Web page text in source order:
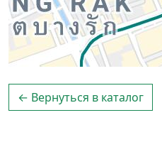
← Вернуться в каталог